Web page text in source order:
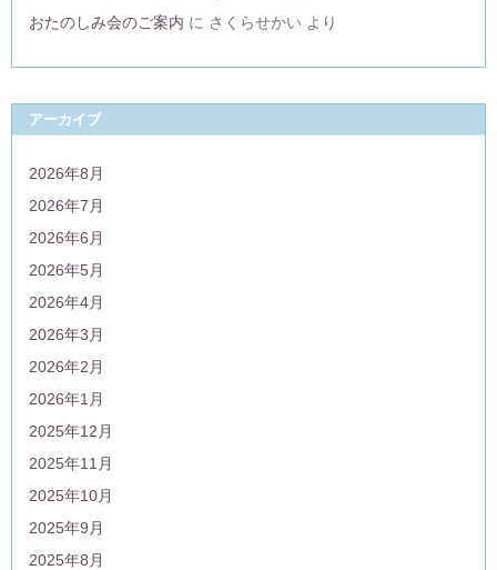
おたのしみ会のご案内 に さくらせかい より
アーカイブ
2026年8月
2026年7月
2026年6月
2026年5月
2026年4月
2026年3月
2026年2月
2026年1月
2025年12月
2025年11月
2025年10月
2025年9月
2025年8月